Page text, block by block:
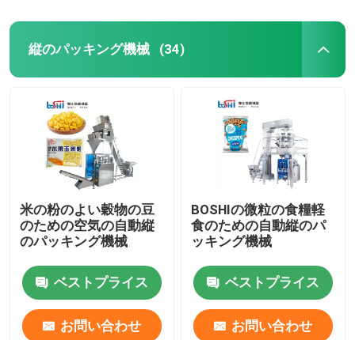
縦のパッキング機械 (34)
米の粉のよい穀物の豆
のための空気の自動縦
のパッキング機械
ベストプライス
お問い合わせ
BOSHIの微粒の食糧軽
食のための自動縦のパ
ッキング機械
ベストプライス
お問い合わせ